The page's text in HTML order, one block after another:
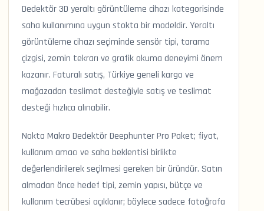
Dedektör 3D yeraltı görüntüleme cihazı kategorisinde
saha kullanımına uygun stokta bir modeldir. Yeraltı
görüntüleme cihazı seçiminde sensör tipi, tarama
çizgisi, zemin tekrarı ve grafik okuma deneyimi önem
kazanır. Faturalı satış, Türkiye geneli kargo ve
mağazadan teslimat desteğiyle satış ve teslimat
desteği hızlıca alınabilir.
Nokta Makro Dedektör Deephunter Pro Paket; fiyat,
kullanım amacı ve saha beklentisi birlikte
değerlendirilerek seçilmesi gereken bir üründür. Satın
almadan önce hedef tipi, zemin yapısı, bütçe ve
kullanım tecrübesi açıklanır; böylece sadece fotoğrafa